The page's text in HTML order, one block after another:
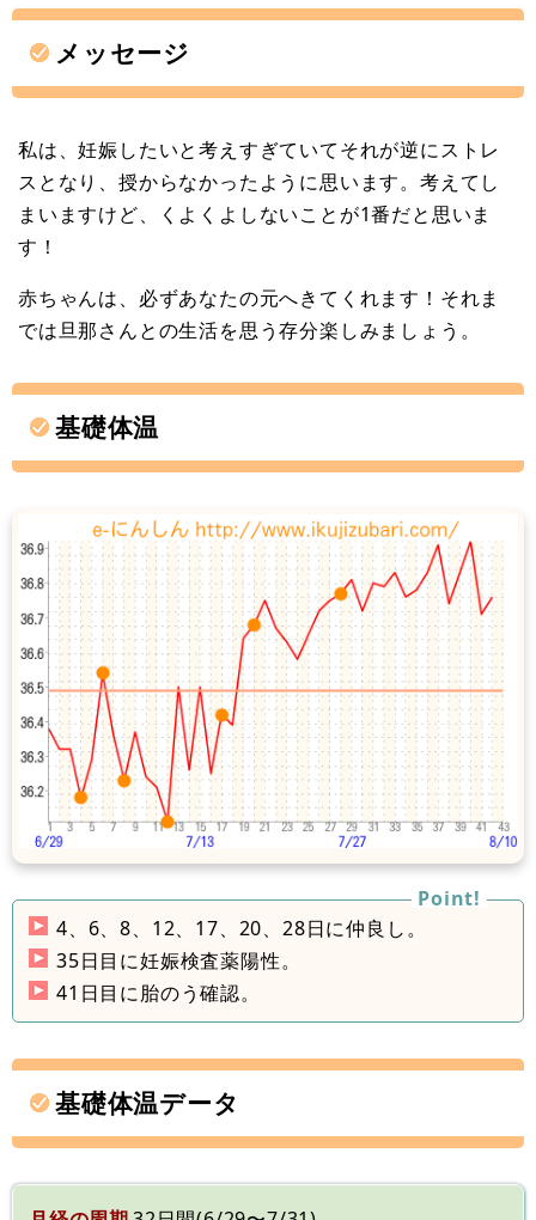
メッセージ
私は、妊娠したいと考えすぎていてそれが逆にストレ
スとなり、授からなかったように思います。考えてし
まいますけど、くよくよしないことが1番だと思いま
す！
赤ちゃんは、必ずあなたの元へきてくれます！それま
では旦那さんとの生活を思う存分楽しみましょう。
基礎体温
4、6、8、12、17、20、28日に仲良し。
35日目に妊娠検査薬陽性。
41日目に胎のう確認。
基礎体温データ